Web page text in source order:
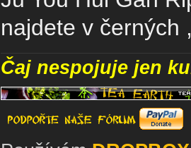
najdete v černých
Čaj nespojuje jen